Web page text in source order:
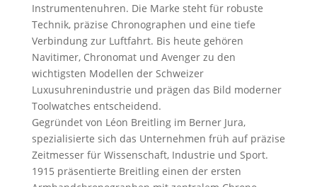
Instrumentenuhren. Die Marke steht für robuste
Technik, präzise Chronographen und eine tiefe
Verbindung zur Luftfahrt. Bis heute gehören
Navitimer, Chronomat und Avenger zu den
wichtigsten Modellen der Schweizer
Luxusuhrenindustrie und prägen das Bild moderner
Toolwatches entscheidend.
Gegründet von Léon Breitling im Berner Jura,
spezialisierte sich das Unternehmen früh auf präzise
Zeitmesser für Wissenschaft, Industrie und Sport.
1915 präsentierte Breitling einen der ersten